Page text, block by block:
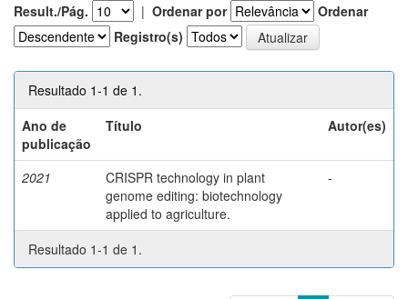
Result./Pág. | Ordenar por
Ordenar
Registro(s)
Resultado 1-1 de 1.
Ano de
publicação
Título Autor(es)
2021
CRISPR technology in plant
genome editing: biotechnology
applied to agriculture.
-
Resultado 1-1 de 1.